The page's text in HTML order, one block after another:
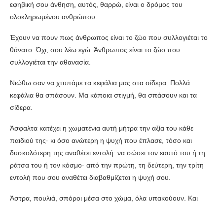
εφηβική σου άνθηση, αυτός, θαρρώ, είναι ο δρόμος του
ολοκληρωμένου ανθρώπου.
Έχουν να πουν πως άνθρωπος είναι το ζώο που συλλογιέται το
θάνατο. Όχι, σου λέω εγώ. Άνθρωπος είναι το ζώο που
συλλογιέται την αθανασία.
Νιώθω σαν να χτυπάμε τα κεφάλια μας στα σίδερα. Πολλά
κεφάλια θα σπάσουν. Μα κάποια στιγμή, θα σπάσουν και τα
σίδερα.
Άσφαλτα κατέχει η χωματένια αυτή μήτρα την αξία του κάθε
παιδιού της· κι όσο ανώτερη η ψυχή που έπλασε, τόσο και
δυσκολότερη της αναθέτει εντολή: να σώσει τον εαυτό του ή τη
ράτσα του ή τον κόσμο· από την πρώτη, τη δεύτερη, την τρίτη
εντολή που σου αναθέτει διαβαθμίζεται η ψυχή σου.
Άστρα, πουλιά, σπόροι μέσα στο χώμα, όλα υπακούουν. Και